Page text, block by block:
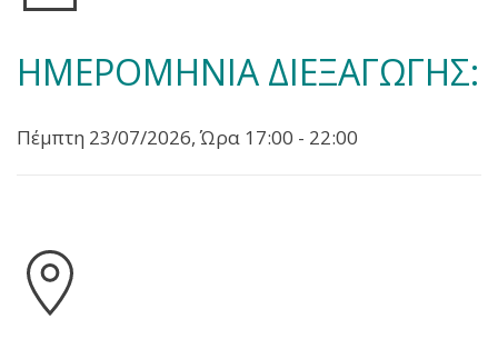
ΗΜΕΡΟΜΗΝΙΑ ΔΙΕΞΑΓΩΓΗΣ:
Πέμπτη 23/07/2026, Ώρα 17:00 - 22:00